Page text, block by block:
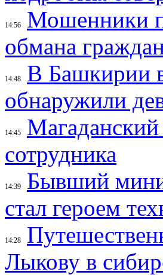
14:56
Мошенники
обмана
14:48
В Башкирии
обнаружили
14:45
Магаданский
сотрудника
14:39
Бывший
стал героем
14:28
Лыкову в